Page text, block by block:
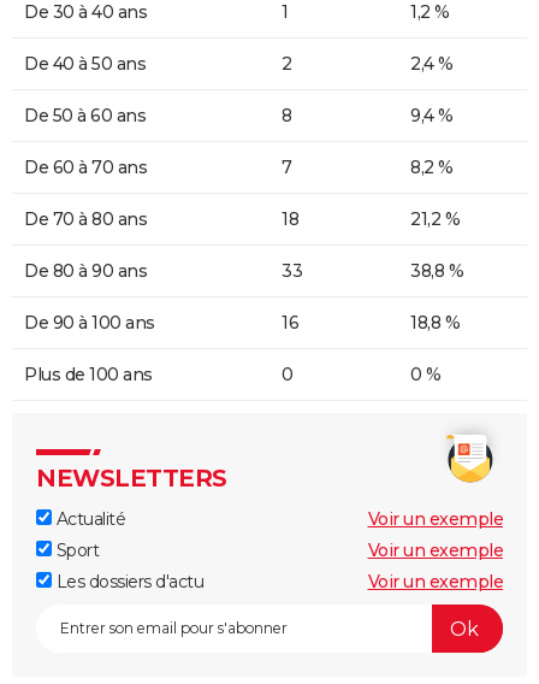
De 30 à 40 ans 1 1,2 %
De 40 à 50 ans 2 2,4 %
De 50 à 60 ans 8 9,4 %
De 60 à 70 ans 7 8,2 %
De 70 à 80 ans 18 21,2 %
De 80 à 90 ans 33 38,8 %
De 90 à 100 ans 16 18,8 %
Plus de 100 ans 0 0 %
NEWSLETTERS
Actualité
Voir un exemple
Sport
Voir un exemple
Les dossiers d'actu
Voir un exemple